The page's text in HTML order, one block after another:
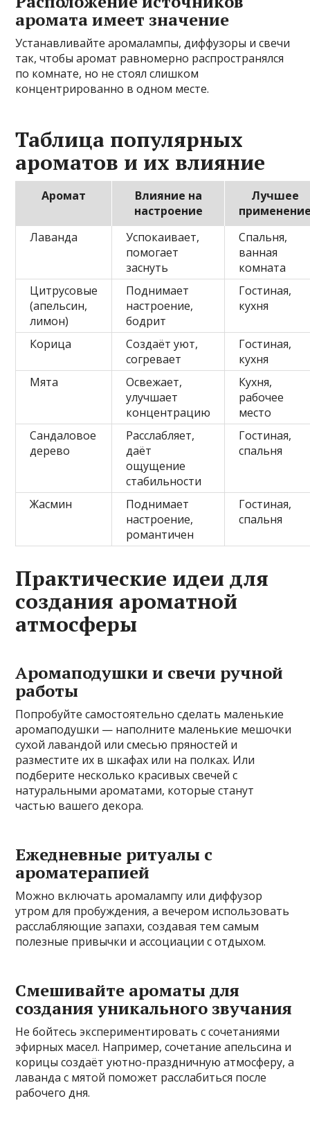
аромата имеет значение
Устанавливайте аромалампы, диффузоры и свечи
так, чтобы аромат равномерно распространялся
по комнате, но не стоял слишком
концентрированно в одном месте.
Таблица популярных
ароматов и их влияние
Аромат
Влияние на
настроение
Лучшее
Лаванда
Успокаивает,
помогает
заснуть
Спальня,
ванная
комната
Цитрусовые
(апельсин,
лимон)
Поднимает
настроение,
бодрит
Гостиная,
кухня
Корица
Создаёт уют,
согревает
Гостиная,
кухня
Мята
Освежает,
улучшает
концентрацию
Кухня,
рабочее
место
Сандаловое
дерево
Расслабляет,
даёт
ощущение
стабильности
Гостиная,
спальня
Жасмин
Поднимает
настроение,
романтичен
Гостиная,
спальня
Практические идеи для
создания ароматной
атмосферы
Аромаподушки и свечи ручной
работы
Попробуйте самостоятельно сделать маленькие
аромаподушки — наполните маленькие мешочки
сухой лавандой или смесью пряностей и
разместите их в шкафах или на полках. Или
подберите несколько красивых свечей с
натуральными ароматами, которые станут
частью вашего декора.
Ежедневные ритуалы с
ароматерапией
Можно включать аромалампу или диффузор
утром для пробуждения, а вечером использовать
расслабляющие запахи, создавая тем самым
полезные привычки и ассоциации с отдыхом.
Смешивайте ароматы для
создания уникального звучания
Не бойтесь экспериментировать с сочетаниями
эфирных масел. Например, сочетание апельсина и
корицы создаёт уютно-праздничную атмосферу, а
лаванда с мятой поможет расслабиться после
рабочего дня.